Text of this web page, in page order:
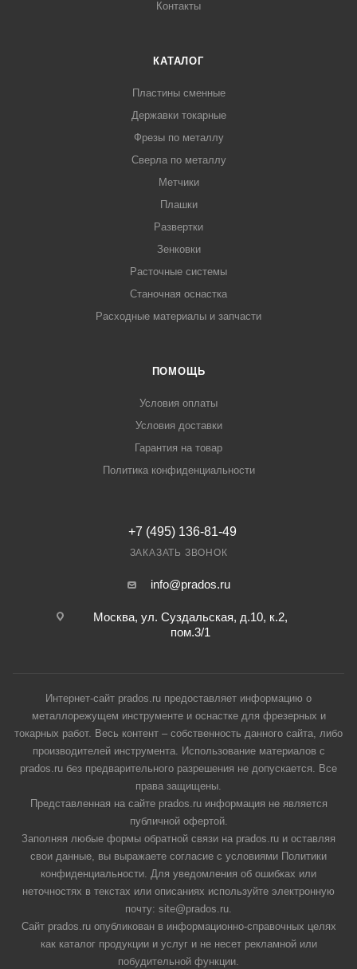
Контакты
КАТАЛОГ
Пластины сменные
Державки токарные
Фрезы по металлу
Сверла по металлу
Метчики
Плашки
Развертки
Зенковки
Расточные системы
Станочная оснастка
Расходные материалы и запчасти
ПОМОЩЬ
Условия оплаты
Условия доставки
Гарантия на товар
Политика конфиденциальности
+7 (495) 136-81-49
ЗАКАЗАТЬ ЗВОНОК
info@prados.ru
Москва, ул. Суздальская, д.10, к.2,
пом.3/1
Интернет-сайт prados.ru предоставляет информацию о
металлорежущем инструменте и оснастке для фрезерных и
токарных работ. Весь контент – собственность данного сайта, либо
производителей инструмента. Использование материалов с
prados.ru без предварительного разрешения не допускается. Все
права защищены.
Представленная на сайте prados.ru информация не является
публичной офертой.
Заполняя любые формы обратной связи на prados.ru и оставляя
свои данные, вы выражаете согласие с условиями Политики
конфиденциальности. Для уведомления об ошибках или
неточностях в текстах или описаниях используйте электронную
почту: site@prados.ru.
Сайт prados.ru опубликован в информационно-справочных целях
как каталог продукции и услуг и не несет рекламной или
побудительной функции.